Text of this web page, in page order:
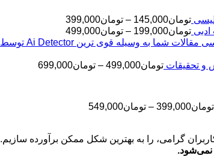
تومان145,000
– تومان399,000محدوده
قیمت:
تومان145,000
تومان399,000
تومان199,000
– تومان499,000محدوده
قیمت:
تا
تومان499,000
– تومان699,000محدوده
تومان399,000
– تومان549,000
تا
گرامی، را به بهترین شکل ممکن برآورده سازیم.
نمی‌شود.